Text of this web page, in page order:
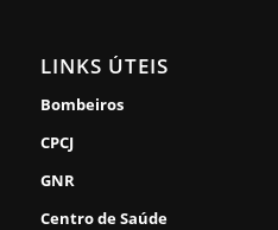
LINKS ÚTEIS
Bombeiros
CPCJ
GNR
Centro de Saúde